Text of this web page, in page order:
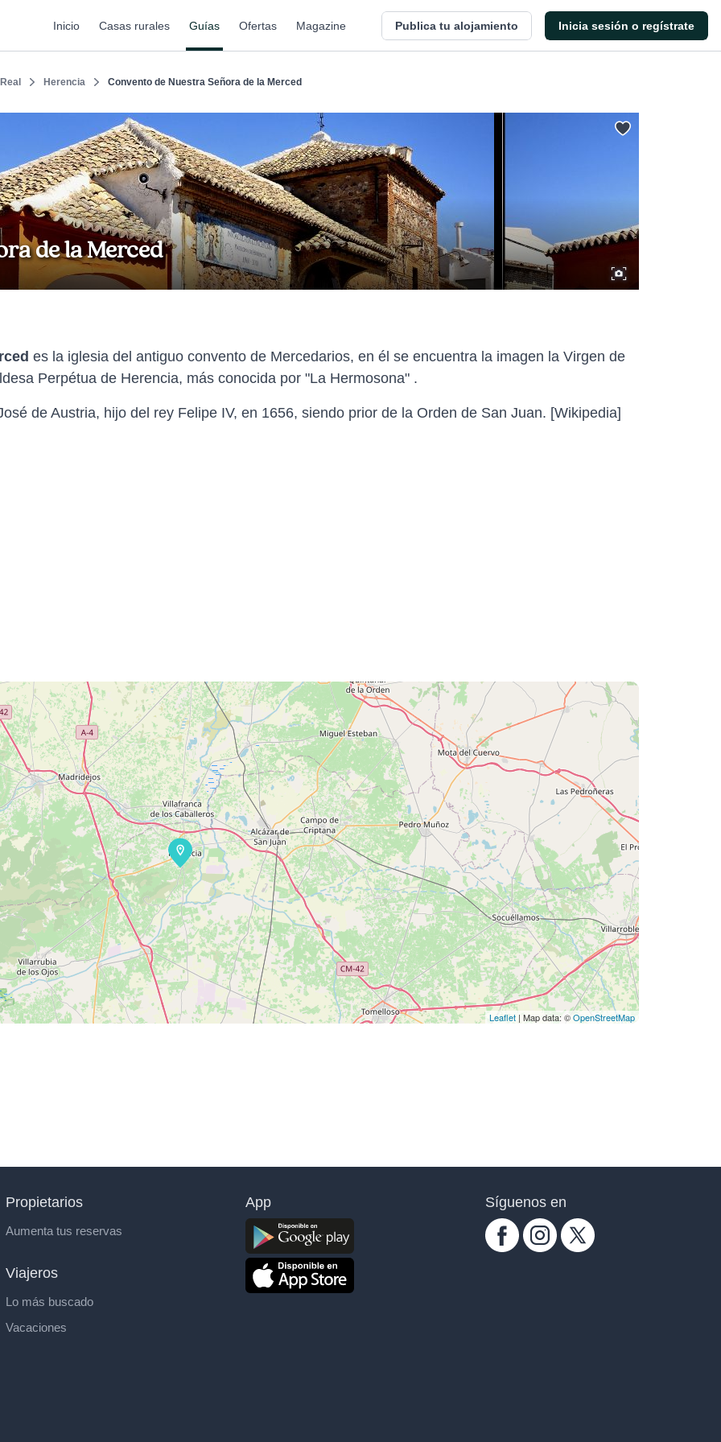
Inicio Casas rurales Guías Ofertas Magazine Publica tu alojamiento Inicia sesión o regístrate
Herencia Convento de Nuestra Señora de la Merced
de la Merced
es la iglesia del antiguo convento de Mercedarios, en él se encuentra la imagen la Virgen de
Perpétua de Herencia, más conocida por "La Hermosona" .
de Austria, hijo del rey Felipe IV, en 1656, siendo prior de la Orden de San Juan. [Wikipedia]
Leaflet | Map data: ©OpenStreetMap
Propietarios
Aumenta tus reservas
Viajeros
Lo más buscado
Vacaciones
App Síguenos en